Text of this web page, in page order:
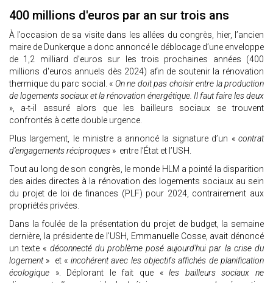
400 millions d'euros par an sur trois ans
À l’occasion de sa visite dans les allées du congrès, hier, l’ancien
maire de Dunkerque a donc annoncé le déblocage d’une enveloppe
de 1,2 milliard d’euros sur les trois prochaines années (400
millions d'euros annuels dès 2024) afin de soutenir la rénovation
thermique du parc social. « On ne doit pas choisir entre la production
de logements sociaux et la rénovation énergétique. Il faut faire les deux
», a-t-il assuré alors que les bailleurs sociaux se trouvent
confrontés à cette double urgence.
Plus largement, le ministre a annoncé la signature d’un « contrat
d’engagements réciproques » entre l’État et l’USH.
Tout au long de son congrès, le monde HLM a pointé la disparition
des aides directes à la rénovation des logements sociaux au sein
du projet de loi de finances (PLF) pour 2024, contrairement aux
propriétés privées.
Dans la foulée de la présentation du projet de budget, la semaine
dernière, la présidente de l’USH, Emmanuelle Cosse, avait dénoncé
un texte « déconnecté du problème posé aujourd'hui par la crise du
logement » et « incohérent avec les objectifs affichés de planification
écologique ». Déplorant le fait que «les bailleurs sociaux ne